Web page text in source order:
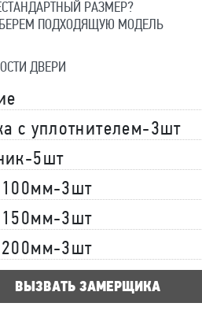
РАЗМЕР?
ПОДХОДЯЩУЮ МОДЕЛЬ
ДВЕРИ
с уплотнителем-3шт
5шт
3шт
3шт
3шт
ВЫЗВАТЬ ЗАМЕРЩИКА